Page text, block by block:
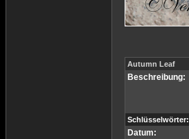
Autumn Leaf
Beschreibung:
Schlüsselwörter:
Datum: